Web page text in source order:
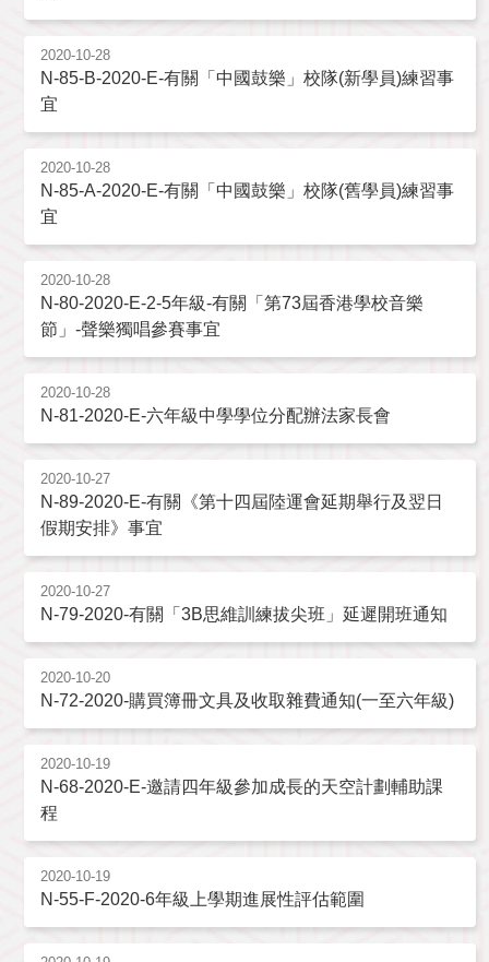
2020-10-28
N-85-B-2020-E-有關「中國鼓樂」校隊(新學員)練習事
宜
2020-10-28
N-85-A-2020-E-有關「中國鼓樂」校隊(舊學員)練習事
宜
2020-10-28
N-80-2020-E-2-5年級-有關「第73屆香港學校音樂
節」-聲樂獨唱參賽事宜
2020-10-28
N-81-2020-E-六年級中學學位分配辦法家長會
2020-10-27
N-89-2020-E-有關《第十四屆陸運會延期舉行及翌日
假期安排》事宜
2020-10-27
N-79-2020-有關「3B思維訓練拔尖班」延遲開班通知
2020-10-20
N-72-2020-購買簿冊文具及收取雜費通知(一至六年級)
2020-10-19
N-68-2020-E-邀請四年級參加成長的天空計劃輔助課
程
2020-10-19
N-55-F-2020-6年級上學期進展性評估範圍